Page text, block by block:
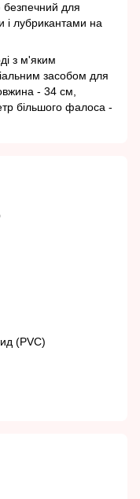
безпечний для
і лубрикантами на
з м'яким
засобом для
- 34 см,
більшого фалоса -
(PVC)